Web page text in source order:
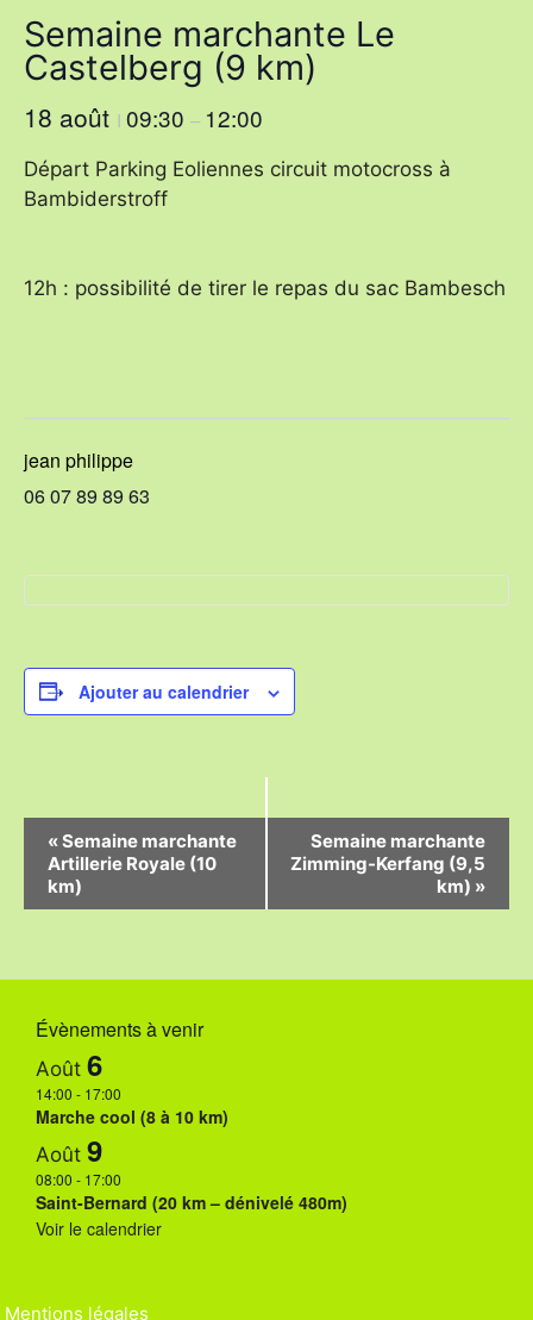
Semaine marchante Le
Castelberg (9 km)
18 août I 09:30 – 12:00
Départ Parking Eoliennes circuit motocross à
Bambiderstroff
12h : possibilité de tirer le repas du sac Bambesch
jean philippe
06 07 89 89 63
Ajouter au calendrier
v
a
o
n
É
«Semaine marchante
Artillerie Royale (10
km)
Semaine marchante
Zimming-Kerfang (9,5
km) »
Évènements à venir
Août 6
14:00 - 17:00
Marche cool (8 à 10 km)
Août 9
08:00 - 17:00
Saint-Bernard (20 km – dénivelé 480m)
Voir le calendrier
Mentions légales